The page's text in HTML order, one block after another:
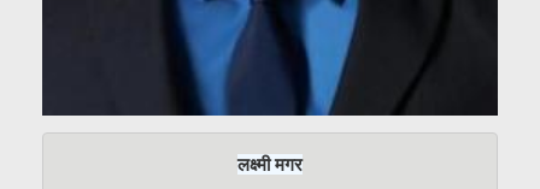
लक्ष्मी मगर